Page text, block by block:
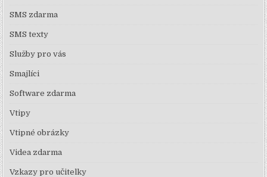
SMS zdarma
SMS texty
Služby pro vás
Smajlíci
Software zdarma
Vtipy
Vtipné obrázky
Videa zdarma
Vzkazy pro učitelky